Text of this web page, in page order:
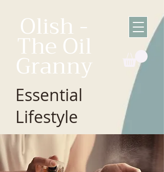
Olish -
The Oil
Granny
Essential
Lifestyle